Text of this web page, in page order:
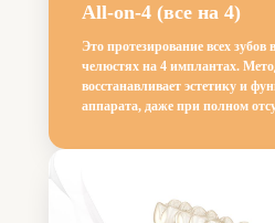
All-on-4 (все на 4)
Это протезирование всех
челюстях на 4 имплантах.
восстанавливает эстетику и
аппарата, даже при полном